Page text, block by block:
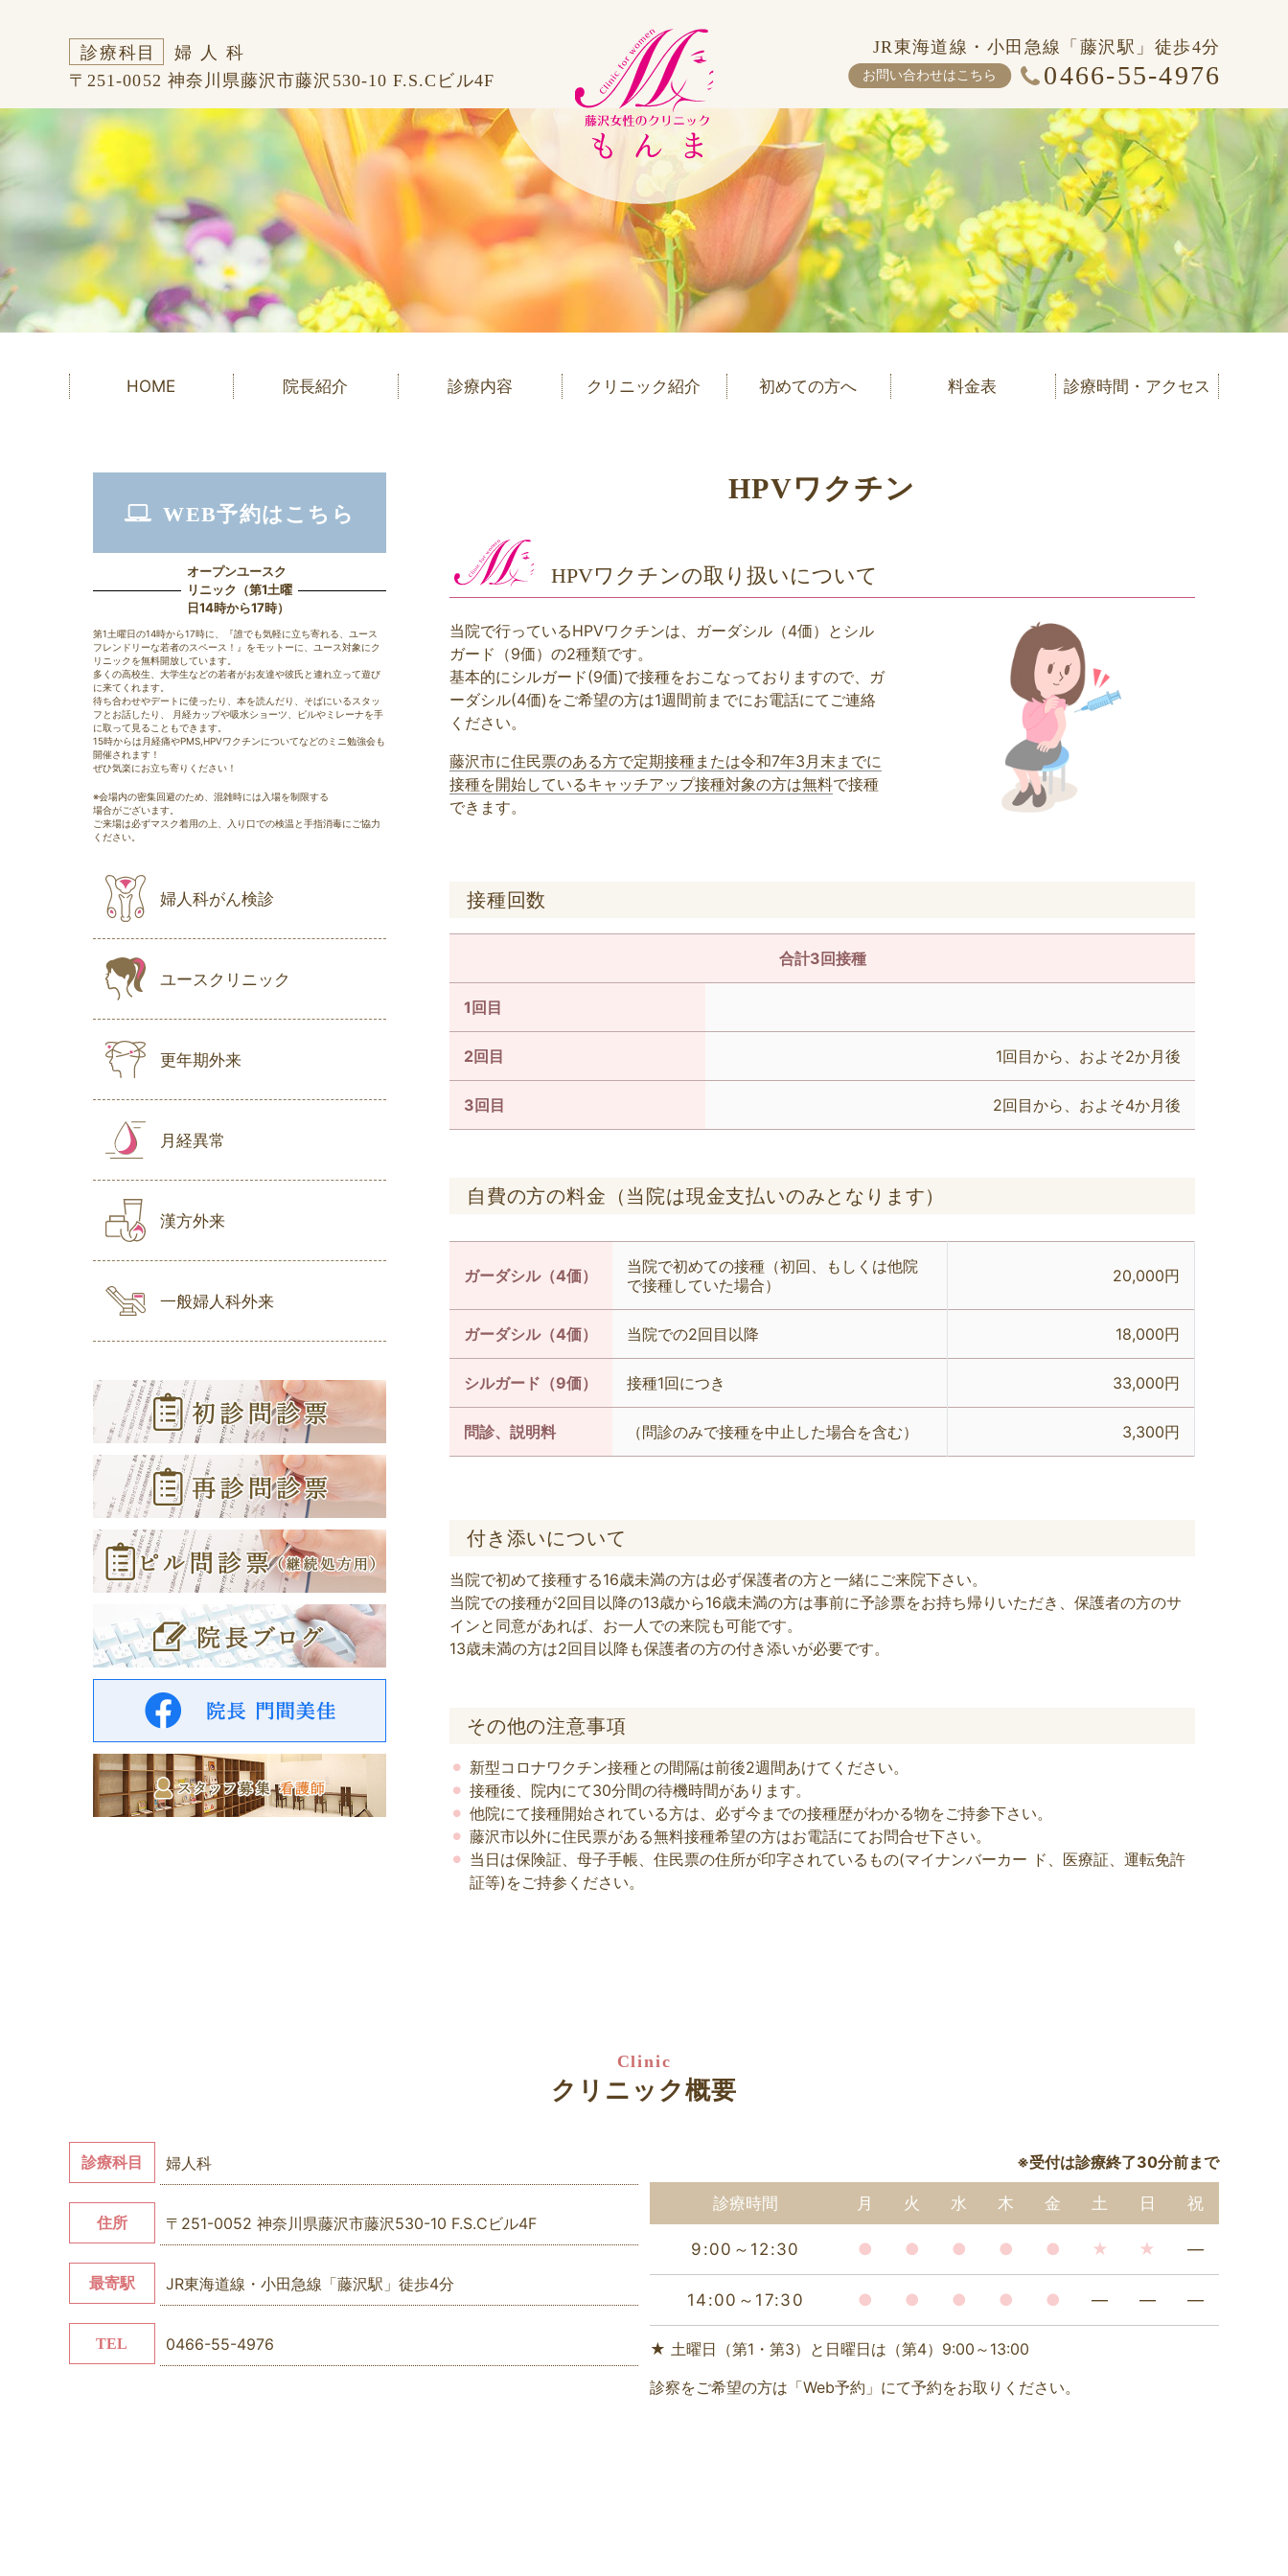
診療科目
婦人科
〒251-0052 神奈川県藤沢市藤沢530-10 F.S.Cビル4F
JR東海道線・小田急線「藤沢駅」徒歩4分
お問い合わせはこちら 0466-55-4976
HOME 院長紹介 診療内容 クリニック紹介 初めての方へ 料金表 診療時間・アクセス
HPVワクチン
HPVワクチンの取り扱いについて
当院で行っているHPVワクチンは、ガーダシル（4価）とシル
ガード（9価）の2種類です。
基本的にシルガード(9価)で接種をおこなっておりますので、ガ
ーダシル(4価)をご希望の方は1週間前までにお電話にてご連絡
ください。
藤沢市に住民票のある方で定期接種または令和7年3月末までに
接種を開始しているキャッチアップ接種対象の方は無料で接種
できます。
接種回数
合計3回接種
1回目
2回目 1回目から、およそ2か月後
3回目 2回目から、およそ4か月後
自費の方の料金（当院は現金支払いのみとなります）
ガーダシル（4価）
当院で初めての接種（初回、もしくは他院
で接種していた場合）
20,000円
ガーダシル（4価） 当院での2回目以降 18,000円
シルガード（9価） 接種1回につき 33,000円
問診、説明料 （問診のみで接種を中止した場合を含む） 3,300円
付き添いについて
当院で初めて接種する16歳未満の方は必ず保護者の方と一緒にご来院下さい。
当院での接種が2回目以降の13歳から16歳未満の方は事前に予診票をお持ち帰りいただき、保護者の方のサ
インと同意があれば、お一人での来院も可能です。
13歳未満の方は2回目以降も保護者の方の付き添いが必要です。
その他の注意事項
新型コロナワクチン接種との間隔は前後2週間あけてください。
接種後、院内にて30分間の待機時間があります。
他院にて接種開始されている方は、必ず今までの接種歴がわかる物をご持参下さい。
藤沢市以外に住民票がある無料接種希望の方はお電話にてお問合せ下さい。
当日は保険証、母子手帳、住民票の住所が印字されているもの(マイナンバーカー ド、医療証、運転免許
証等)をご持参ください。
WEB予約はこちら
オープンユースク
リニック（第1土曜
日14時から17時）
第1土曜日の14時から17時に、『誰でも気軽に立ち寄れる、ユース
フレンドリーな若者のスペース！』をモットーに、ユース対象にク
リニックを無料開放しています。
多くの高校生、大学生などの若者がお友達や彼氏と連れ立って遊び
に来てくれます。
待ち合わせやデートに使ったり、本を読んだり、そばにいるスタッ
フとお話したり、 月経カップや吸水ショーツ、ピルやミレーナを手
に取って見ることもできます。
15時からは月経痛やPMS,HPVワクチンについてなどのミニ勉強会も
開催されます！
ぜひ気楽にお立ち寄りください！
※会場内の密集回避のため、混雑時には入場を制限する
場合がございます。
ご来場は必ずマスク着用の上、入り口での検温と手指消毒にご協力
ください。
婦人科がん検診
ユースクリニック
更年期外来
月経異常
漢方外来
一般婦人科外来
Clinic
クリニック概要
診療科目 婦人科
住所 〒251-0052 神奈川県藤沢市藤沢530-10 F.S.Cビル4F
最寄駅 JR東海道線・小田急線「藤沢駅」徒歩4分
TEL 0466-55-4976
※受付は診療終了30分前まで
診療時間 月 火 水 木 金 土 日 祝
9:00～12:30 ● ● ● ● ● ★ ★ ―
14:00～17:30 ● ● ● ● ● ― ― ―
★ 土曜日（第1・第3）と日曜日は（第4）9:00～13:00
診察をご希望の方は「Web予約」にて予約をお取りください。